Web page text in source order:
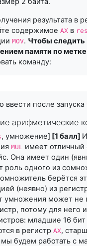
результата в
содержимое AX в res
MOV. Чтобы следить
памяти по метке
команду:
ввести после запуска
арифметические
, умножение] [1 балл]
MUL имеет отличный
Она имеет один
роль одного из
берётся
(неявно) из
умножения может не
потому для него
младшие 16 бит
в регистр AX,
мы будем работать с